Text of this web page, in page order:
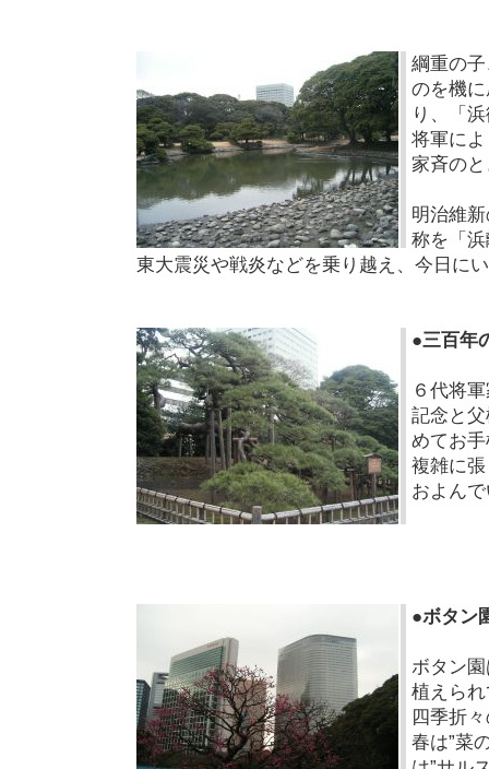
綱重の
のを機
り、「
将軍に
家斉の
明治維
称を「
東大震災や戦炎などを乗り越え、今日に
●三百年
６代将
記念と
めてお
複雑に
およん
●ボタン
ボタン
植えら
四季折
春は”菜